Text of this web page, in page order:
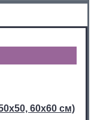
60х60 см)